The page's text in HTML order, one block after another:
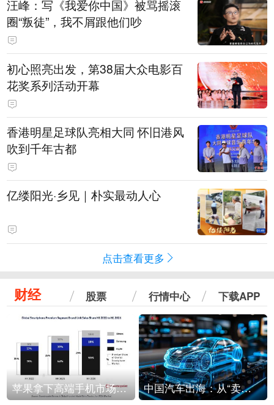
汪峰：写《我爱你中国》被骂摇滚
圈“叛徒”，我不屑跟他们吵
初心照亮出发，第38届大众电影百
花奖系列活动开幕
香港明星足球队亮相大同 怀旧港风
吹到千年古都
亿缕阳光·乡见｜朴实最动人心
点击查看更多
财经 股票 行情中心 下载APP
苹果拿下高端手机市场65%的份额：iPhone 17系列功不可没 中国汽车出海：从“卖出去”到“走进去”